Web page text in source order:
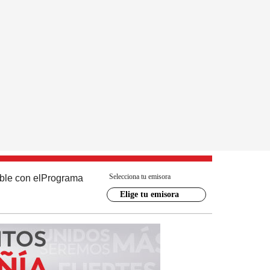
con el Programa Selecciona tu emisora
Elige tu emisora